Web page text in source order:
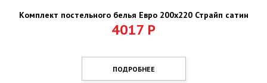
Комплект постельного белья Евро 200х220 Страйп сатин
4017 Р
ПОДРОБНЕЕ